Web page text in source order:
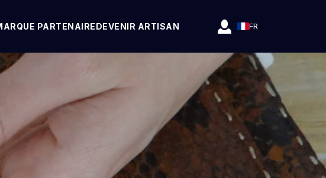
PARTENAIREDEVENIR ARTISAN FR